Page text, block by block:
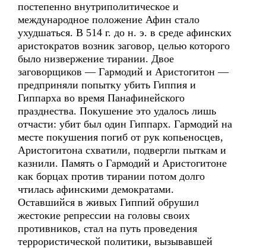
постепенно внутриполитическое и
международное положение Афин стало
ухудшаться. В 514 г. до н. э. в среде афинских
аристократов возник заговор, целью которого
было низвержение тирании. Двое
заговорщиков — Гармодий и Аристогитон —
предприняли попытку убить Гиппия и
Гиппарха во время Панафинейского
празднества. Покушение это удалось лишь
отчасти: убит был один Гиппарх. Гармодий на
месте покушения погиб от рук копьеносцев,
Аристогитона схватили, подвергли пыткам и
казнили. Память о Гармодий и Аристогитоне
как борцах против тирании потом долго
чтилась афинскими демократами.
Оставшийся в живых Гиппий обрушил
жестокие репрессии на головы своих
противников, стал на путь проведения
террористической политики, вызывавшей